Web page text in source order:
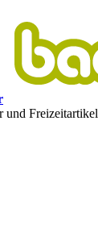
und Freizeitartikel